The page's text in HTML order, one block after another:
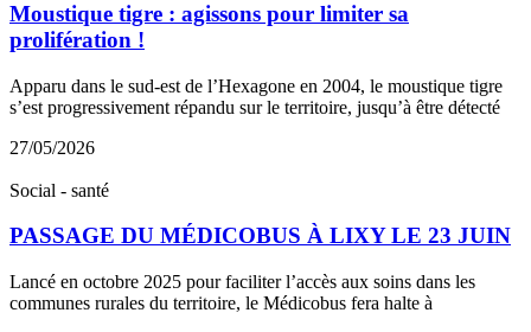
Moustique tigre : agissons pour limiter sa
prolifération !
Apparu dans le sud-est de l’Hexagone en 2004, le moustique tigre
s’est progressivement répandu sur le territoire, jusqu’à être détecté
27/05/2026
Social - santé
PASSAGE DU MÉDICOBUS À LIXY LE 23 JUIN
Lancé en octobre 2025 pour faciliter l’accès aux soins dans les
communes rurales du territoire, le Médicobus fera halte à